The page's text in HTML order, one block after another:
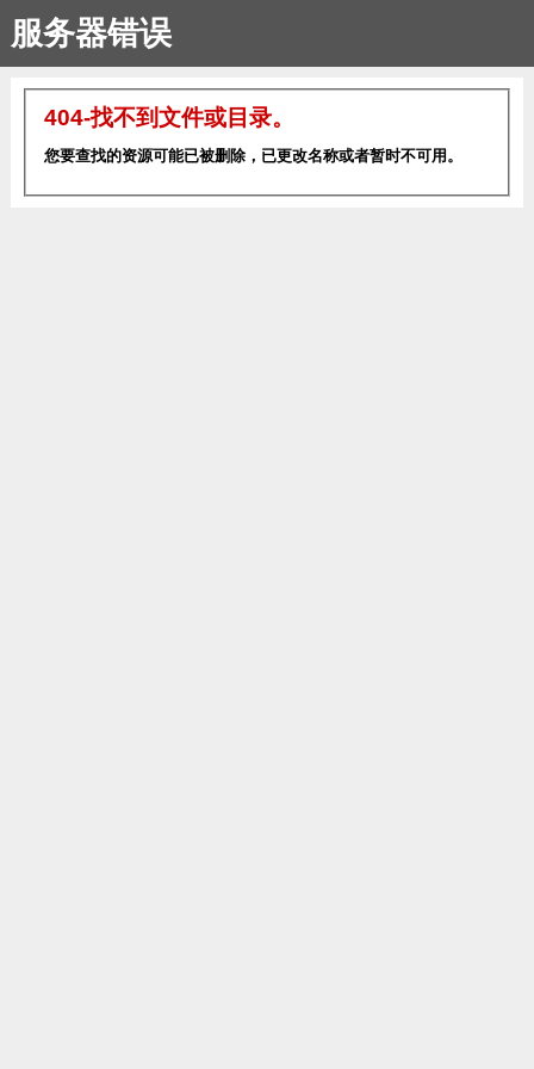
服务器错误
404-找不到文件或目录。
您要查找的资源可能已被删除，已更改名称或者暂时不可用。